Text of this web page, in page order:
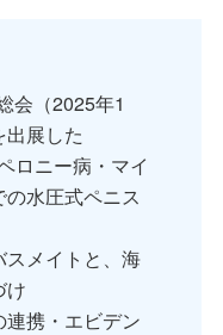
会（2025年1
展した
ロニー病・マイ
水圧式ペニス
メイトと、海
け
携・エビデン